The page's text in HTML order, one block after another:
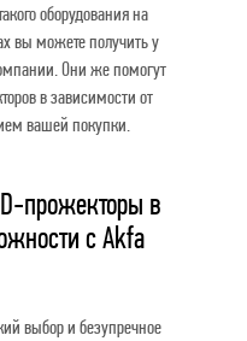
оборудования на
вы можете получить у
Они же помогут
в зависимости от
вашей покупки.
прожекторы в
с Akfa
выбор и безупречное